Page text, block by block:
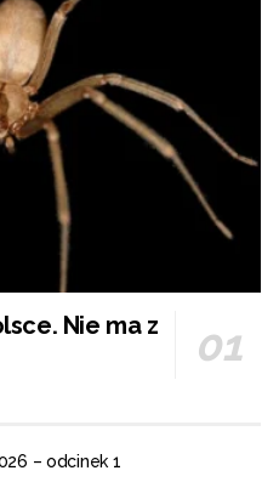
Nie ma z
– odcinek 1